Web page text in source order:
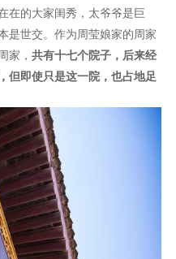
在的大家闺秀，太爷爷是巨
是世交。作为周莹娘家的周家
家， 共有十七个院子，后来经
但即使只是这一院，也占地足